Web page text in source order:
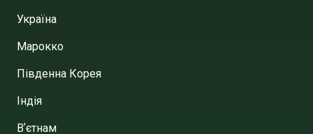
Україна
Марокко
Південна Корея
Індія
Вʼєтнам